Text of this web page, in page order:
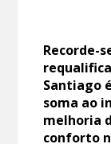
Recorde-
Santiago
soma ao
melhoria
conforto